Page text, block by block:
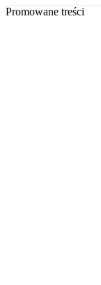
Promowane treści